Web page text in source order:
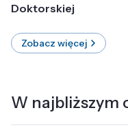
Doktorskiej
Zobacz więcej
W najbliższym